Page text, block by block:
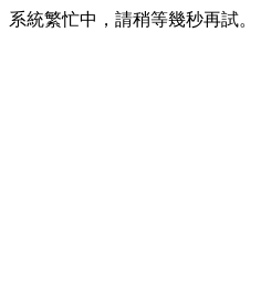
系統繁忙中，請稍等幾秒再試。